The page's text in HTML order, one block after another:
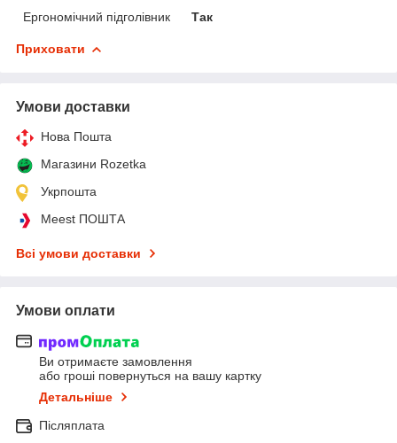
Ергономічний підголівник
Так
Приховати
Умови доставки
Нова Пошта
Магазини Rozetka
Укрпошта
Meest ПОШТА
Всі умови доставки
Умови оплати
Ви отримаєте замовлення
або гроші повернуться на вашу картку
Детальніше
Післяплата